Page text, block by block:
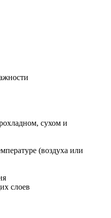
сухом и
(воздуха или
слоев